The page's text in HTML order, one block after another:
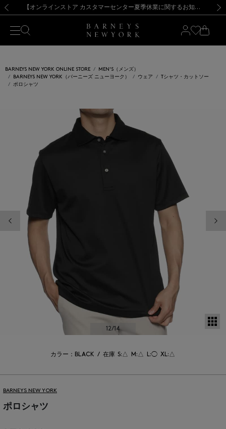
新規登録のお客様も対象！＜MY BARNEYS＞会員のお客様は11,000円（税込）以上のお買上げで常時送料無料！お買い物の際は会員登録を！
【夏季休業に伴う出荷一時停止のお知らせ】(2026.8.7) 【オンラインストア カスタマーセンター夏季休業に関するお知らせ】（2026.8.7）
【夏季休業に伴う返品・交換承り一時停止のお知らせ】（2026.8.5）
熊本県を中心とした地震の影響によるお荷物のお届けについて
【開催中】SUMMER SALEのご案内・ご注意事項 新規登録のお客様も対象！＜MY BARNEYS＞会員のお客様は11,000円（税込）以上のお買上げで常時送料無料！お買い物の際は会員登録を！
【夏季休業に伴う出荷一時停止のお知らせ】(2026.8.7)
BARNEYS NEW YORK ONLINE STORE
MEN'S（メンズ）
BARNEYS NEW YORK（バーニーズ ニューヨーク）
ウェア
Tシャツ・カットソー
ポロシャツ
前の画像
12/14
カラー：BLACK / 在庫 S:△ M:△ L:◯ XL:△
BARNEYS NEW YORK
ポロシャツ